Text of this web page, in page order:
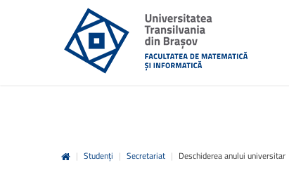
| Studenți | Secretariat | Deschiderea anului universitar